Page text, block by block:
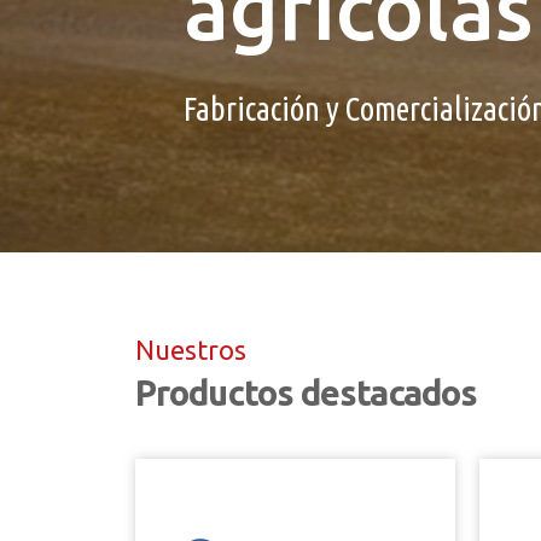
Fabricación y
Nuestros
Productos destacados